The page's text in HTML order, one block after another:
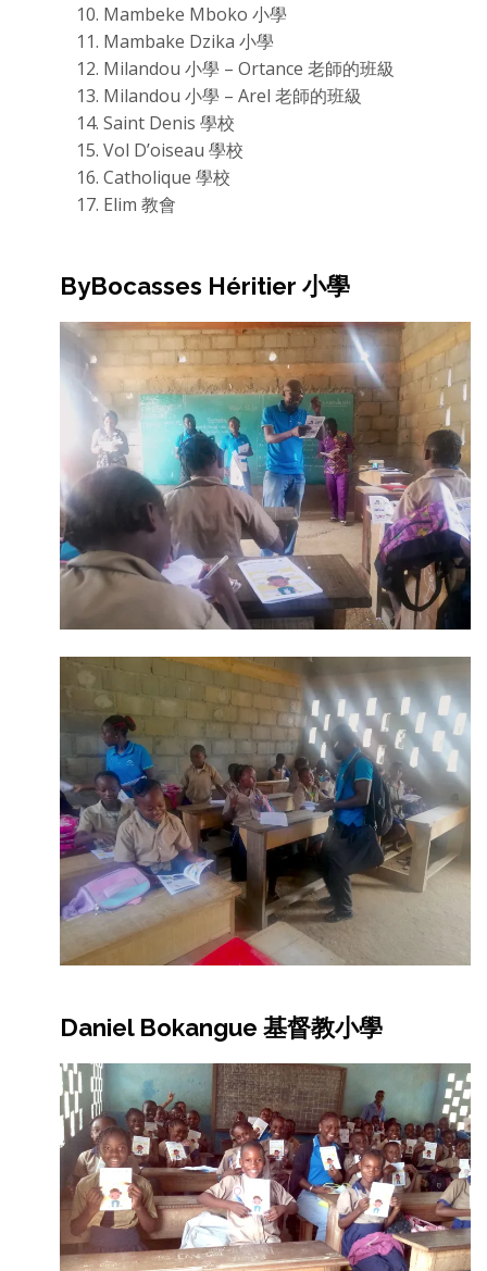
Mambeke Mboko 小學
Mambake Dzika 小學
Milandou 小學 – Ortance 老師的班級
Milandou 小學 – Arel 老師的班級
Saint Denis 學校
Vol D’oiseau 學校
Catholique 學校
Elim 教會
ByBocasses Héritier 小學
Daniel Bokangue 基督教小學